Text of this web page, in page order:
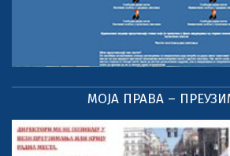
МОЈА ПРАВА –